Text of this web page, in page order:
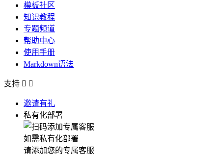
模板社区
知识教程
专题频道
帮助中心
使用手册
Markdown语法
支持  
邀请有礼
私有化部署
如需私有化部署
请添加您的专属客服